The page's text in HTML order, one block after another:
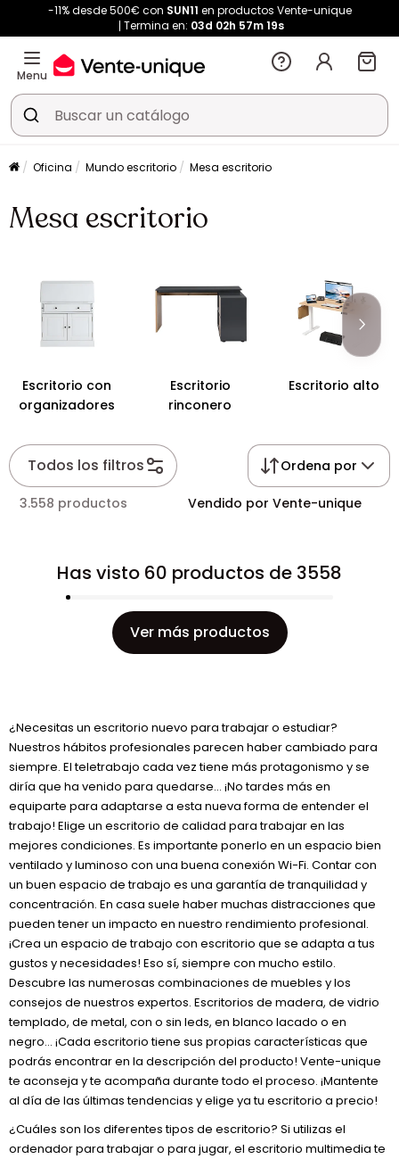
-11% desde 500€ con SUN11 en productos Vente-unique
Termina en: 03d 02h 57m 19s
Menu
Oficina Mundo escritorio Mesa escritorio
Mesa escritorio
Escritorio con
organizadores
Escritorio
rinconero
Escritorio alto
Todos los filtros Ordena por
3.558 productos Vendido por Vente-unique
Has visto 60 productos de 3558
Ver más productos
¿Necesitas un escritorio nuevo para trabajar o estudiar?
Nuestros hábitos profesionales parecen haber cambiado para
siempre. El teletrabajo cada vez tiene más protagonismo y se
diría que ha venido para quedarse… ¡No tardes más en
equiparte para adaptarse a esta nueva forma de entender el
trabajo! Elige un escritorio de calidad para trabajar en las
mejores condiciones. Es importante ponerlo en un espacio bien
ventilado y luminoso con una buena conexión Wi-Fi. Contar con
un buen espacio de trabajo es una garantía de tranquilidad y
concentración. En casa suele haber muchas distracciones que
pueden tener un impacto en nuestro rendimiento profesional.
¡Crea un espacio de trabajo con escritorio que se adapta a tus
gustos y necesidades! Eso sí, siempre con mucho estilo.
Descubre las numerosas combinaciones de muebles y los
consejos de nuestros expertos. Escritorios de madera, de vidrio
templado, de metal, con o sin leds, en blanco lacado o en
negro… ¡Cada escritorio tiene sus propias características que
podrás encontrar en la descripción del producto! Vente-unique
te aconseja y te acompaña durante todo el proceso. ¡Mantente
al día de las últimas tendencias y elige ya tu escritorio a precio!
¿Cuáles son los diferentes tipos de escritorio? Si utilizas el
ordenador para trabajar o para jugar, el escritorio multimedia te